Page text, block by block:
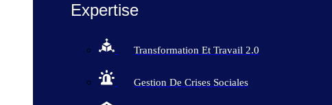
Expertise
Transformation Et Travail 2.0
Gestion De Crises Sociales